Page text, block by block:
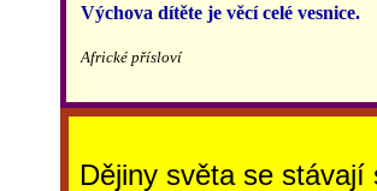
Výchova dítěte je věcí celé vesnice.
Africké přísloví
Dějiny světa se stávají